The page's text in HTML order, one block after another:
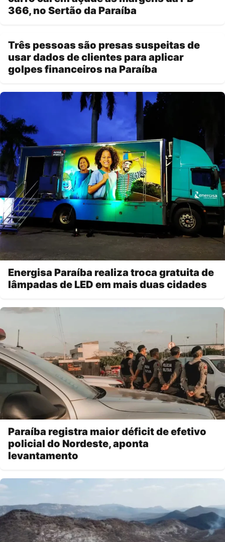
366, no Sertão da Paraíba
Três pessoas são presas suspeitas de
usar dados de clientes para aplicar
golpes financeiros na Paraíba
Energisa Paraíba realiza troca gratuita de
lâmpadas de LED em mais duas cidades
Paraíba registra maior déficit de efetivo
policial do Nordeste, aponta
levantamento